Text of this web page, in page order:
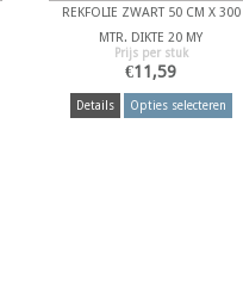
REKFOLIE ZWART 50 CM X 300
MTR. DIKTE 20 MY
Prijs per stuk
€11,59
Details Opties selecteren